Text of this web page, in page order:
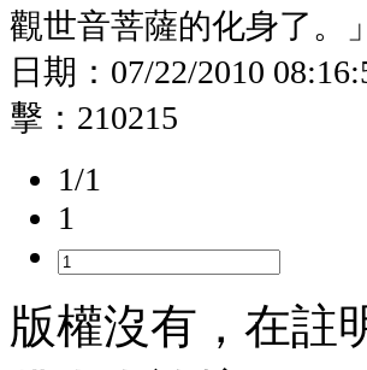
觀世音菩薩的化身了。」
日期： 07/22/2010
擊： 210215
1/1
1
版權沒有，在註